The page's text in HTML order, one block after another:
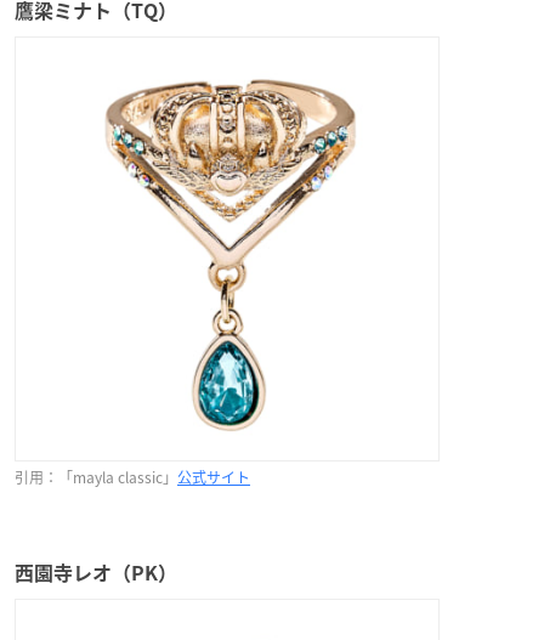
鷹梁ミナト（TQ）
引用：「mayla classic」 公式サイト
西園寺レオ（PK）